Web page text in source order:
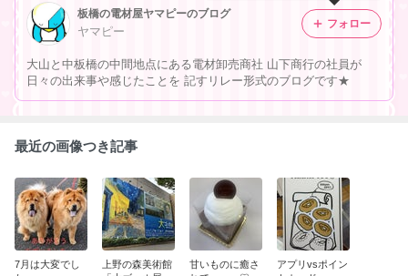
板橋の電材屋ヤマピーのブログ
ヤマピー
大山と中板橋の中間地点にある電材卸売商社 山下商行の社員が
日々の出来事や感じたことを 記すリレー形式のブログです★
フォロー
最近の画像つき記事
7月は大変でし
上野の森美術館
甘いものに癒さ
アプリvsポイン